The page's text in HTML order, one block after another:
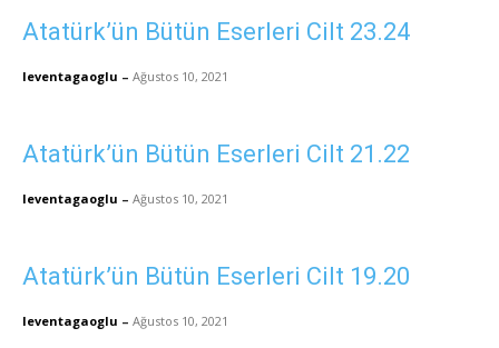
Atatürk’ün Bütün Eserleri Cilt 23.24
leventagaoglu – Ağustos 10, 2021
Atatürk’ün Bütün Eserleri Cilt 21.22
leventagaoglu – Ağustos 10, 2021
Atatürk’ün Bütün Eserleri Cilt 19.20
leventagaoglu – Ağustos 10, 2021